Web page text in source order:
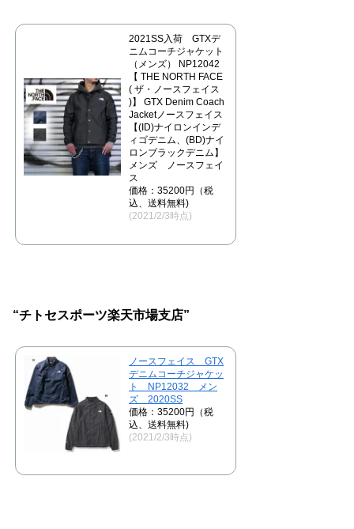
2021SS入荷 GTXデ
ニムコーチジャケット
（メンズ） NP12042
【 THE NORTH FACE
( ザ・ノースフェイス
)】 GTX Denim Coach
Jacketノースフェイス
【(ID)ナイロンインデ
ィゴデニム、(BD)ナイ
ロンブラックデニム】
メンズ ノースフェイ
ス
価格：35200円（税
込、送料無料)
(2021/2/3時点)
“チトセスポーツ楽天市場支店”
ノースフェイス GTX
デニムコーチジャケッ
ト NP12032 メン
ズ 2020SS
価格：35200円（税
込、送料無料)
(2021/2/3時点)